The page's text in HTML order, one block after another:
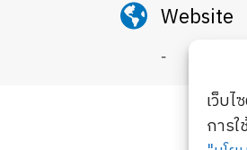
เว็บ
การ
Website
-